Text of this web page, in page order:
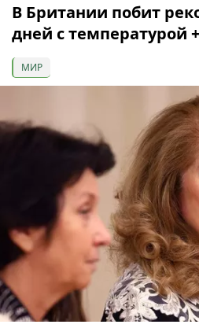
В Британии побит
дней с температурой
МИР